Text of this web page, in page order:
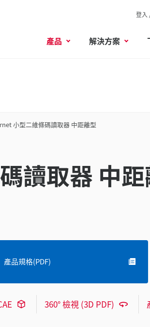
登入
產品 解決方案
小型二維條碼讀取器 中距離型
讀取器 中
產品規格(PDF)
360° 檢視 (3D PDF)